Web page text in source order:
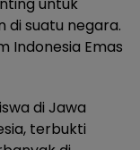
suatu negara.
Indonesia Emas
di Jawa
terbukti